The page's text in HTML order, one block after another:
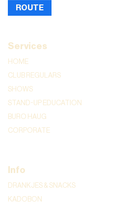
ROUTE
Services
HOME
CLUB REGULARS
SHOWS
STAND-UP EDUCATION
BURO HAUG
CORPORATE
Info
DRANKJES & SNACKS
KADOBON